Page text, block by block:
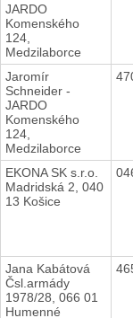
JARDO
Komenského
124,
Medzilaborce
Jaromír
Schneider -
JARDO
Komenského
124,
Medzilaborce
EKONA SK s.r.o.
Madridská 2, 040
13 Košice
Jana Kabátová
Čsl.armády
1978/28, 066 01
Humenné